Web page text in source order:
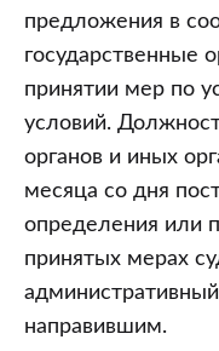
предложения в
государственные
принятии мер по
условий.
органов и иных
месяца со дня
определения или
принятых мерах
направившим.